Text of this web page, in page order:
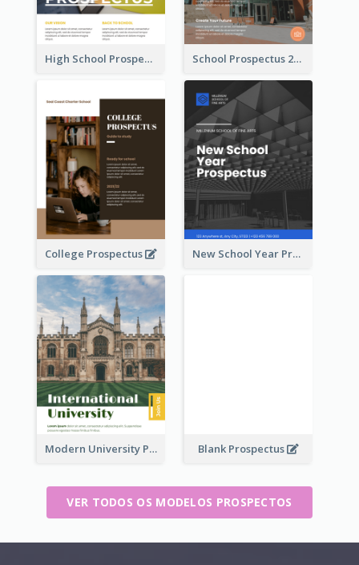
High School Prospectus School Prospectus 2022
College Prospectus New School Year Prospectus
Modern University Prospectus Blank Prospectus
VER TODOS OS MODELOS PROSPECTOS